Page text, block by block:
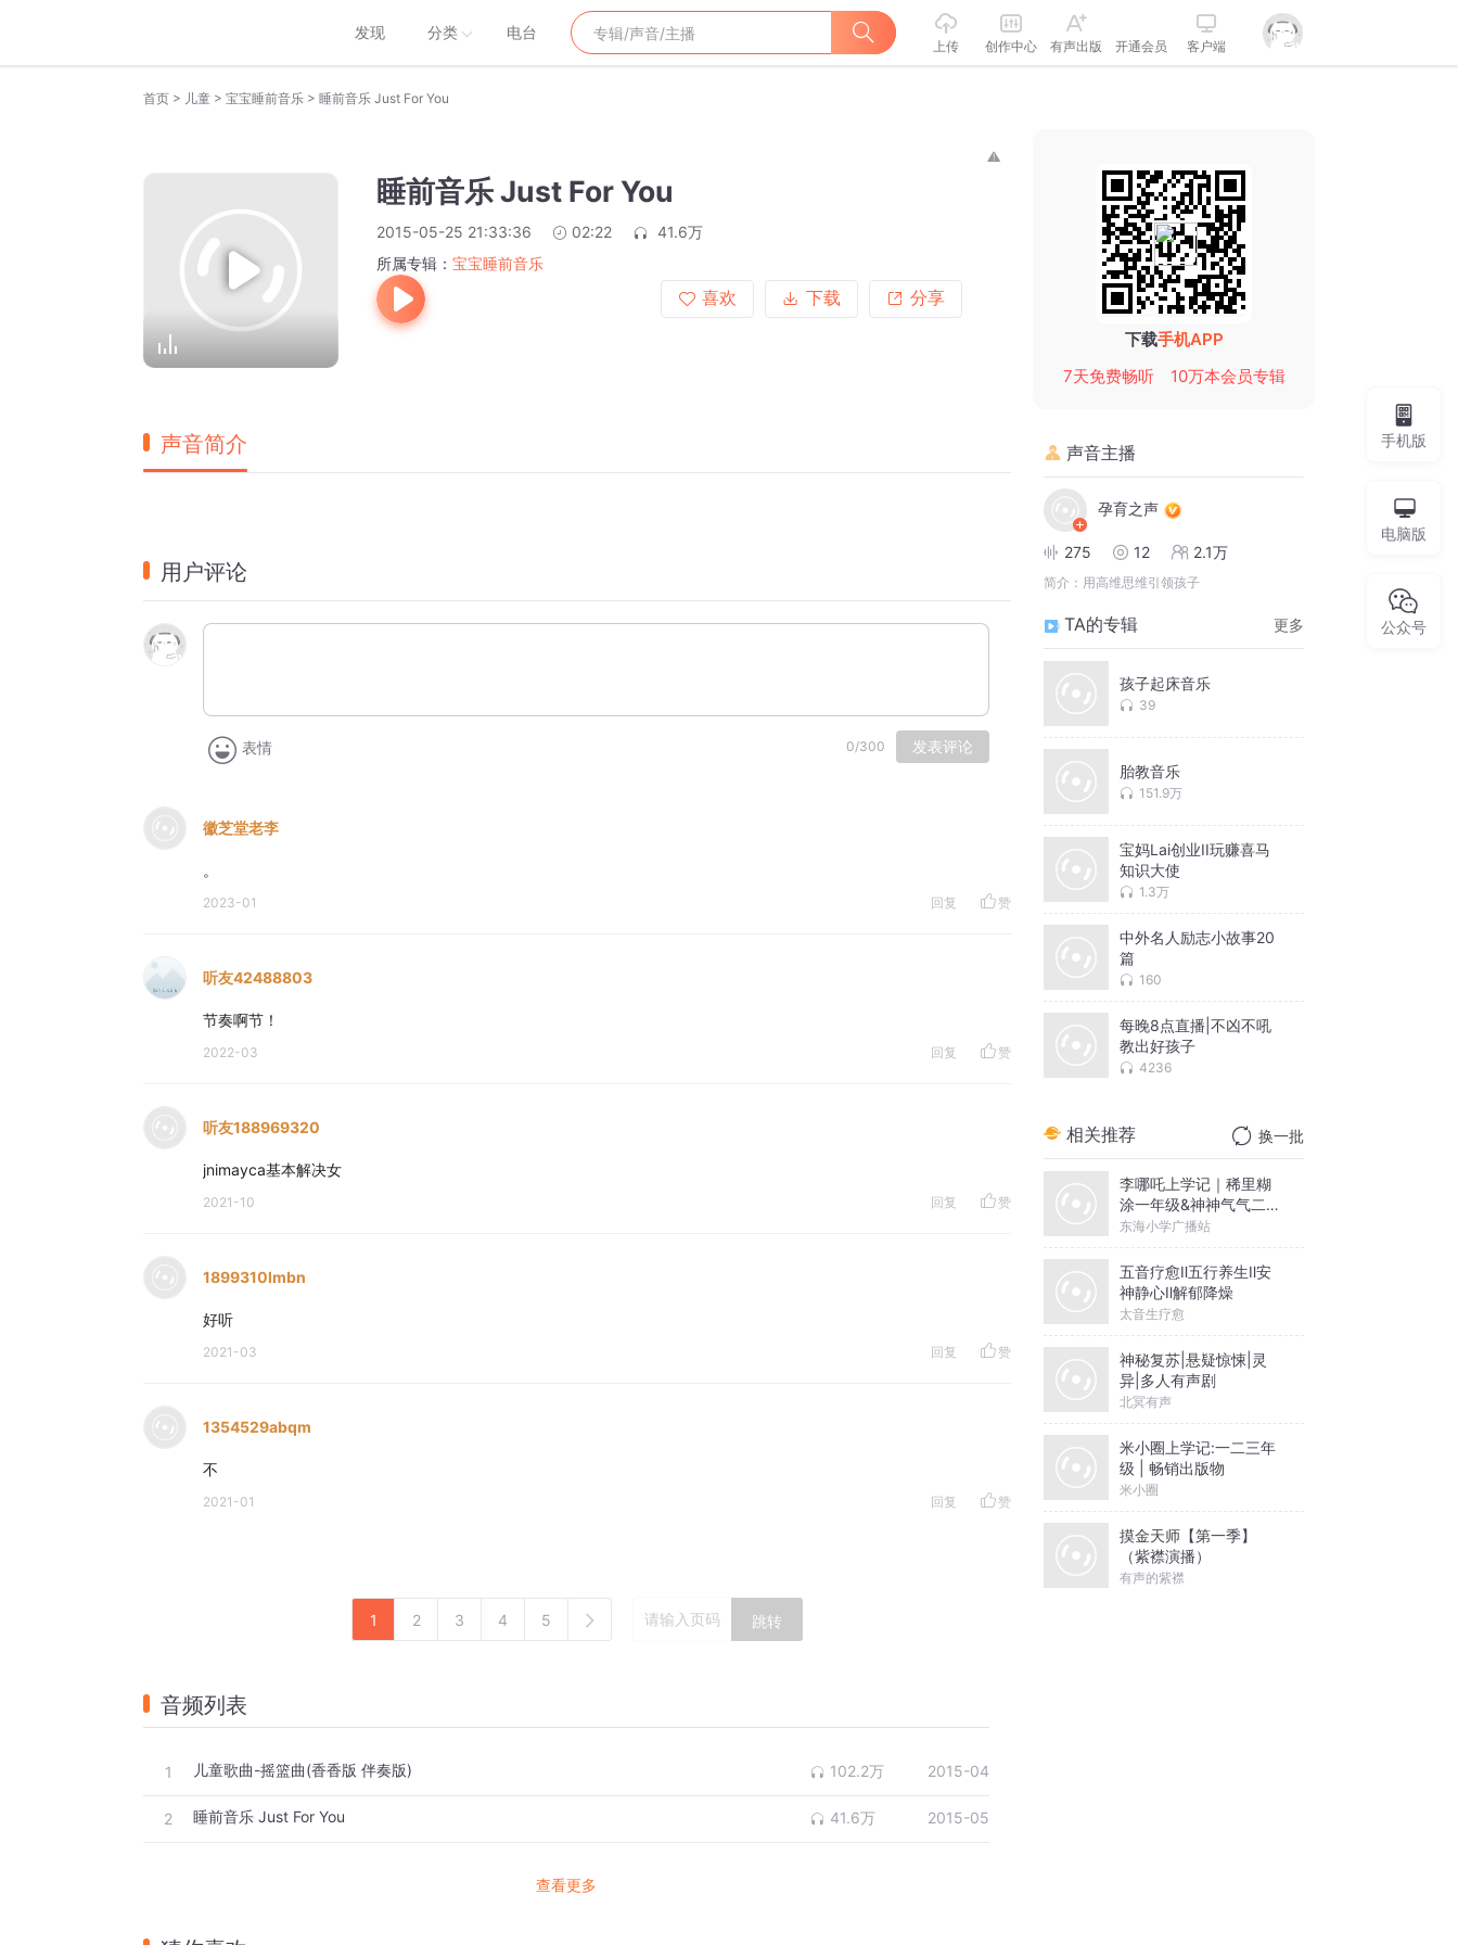
发现 分类 电台
上传 创作中心 有声出版 开通会员 客户端
首页 > 儿童 > 宝宝睡前音乐 > 睡前音乐 Just For You
睡前音乐 Just For You
2015-05-25 21:33:36 02:22
41.6万
所属专辑： 宝宝睡前音乐
喜欢
下载 分享
声音简介
用户评论
表情 0/300 发表评论
徽芝堂老李
。
2023-01 回复 赞
听友42488803
节奏啊节！
2022-03 回复 赞
听友188969320
jnimayca基本解决女
2021-10 回复 赞
1899310lmbn
好听
2021-03 回复 赞
1354529abqm
不
2021-01 回复 赞
1 2 3 4 5 跳转
音频列表
1 儿童歌曲-摇篮曲(香香版 伴奏版) 102.2万 2015-04
2 睡前音乐 Just For You 41.6万 2015-05
查看更多
下载手机APP
7天免费畅听
10万本会员专辑
声音主播
孕育之声
275 12 2.1万
简介： 用高维思维引领孩子
TA的专辑 更多
孩子起床音乐
39
胎教音乐
151.9万
宝妈Lai创业II玩赚喜马
知识大使
1.3万
中外名人励志小故事20
篇
160
每晚8点直播|不凶不吼
教出好孩子
4236
相关推荐 换一批
李哪吒上学记｜稀里糊
涂一年级&神神气气二年
级
东海小学广播站
五音疗愈Ⅱ五行养生Ⅱ安
神静心Ⅱ解郁降燥
太音生疗愈
神秘复苏|悬疑惊悚|灵
异|多人有声剧
北冥有声
米小圈上学记:一二三年
级 | 畅销出版物
米小圈
摸金天师【第一季】
（紫襟演播）
有声的紫襟
手机版
电脑版
公众号